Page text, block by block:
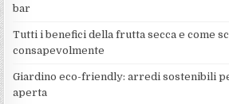
bar
Tutti i benefici della frutta secca e come
consapevolmente
Giardino eco-friendly: arredi sostenibili
aperta